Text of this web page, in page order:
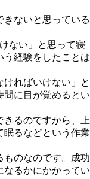
ないと思っている
ない」と思って寝
う経験をしたことは
ればいけない」と
間に目が覚めるとい
るのですから、上
眠るなどという作業
ものなのです。成功
なるかにかかってい